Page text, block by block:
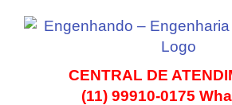
para
CENTRAL DE
(11) 99910-0175